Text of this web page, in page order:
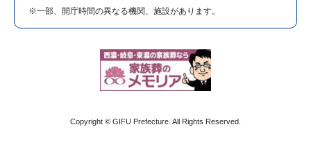
※一部、開庁時間の異なる機関、施設があります。
Copyright © GIFU Prefecture. All Rights Reserved.